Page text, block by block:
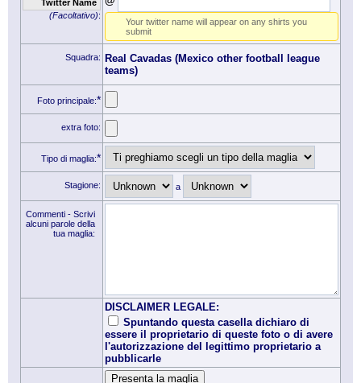
Twitter Name
(Facoltativo):
Your twitter name will appear on any shirts you
submit
Squadra:
Real Cavadas (Mexico other football league
teams)
Foto principale:*
extra foto:
Tipo di maglia:*
Stagione: a
Commenti - Scrivi
alcuni parole della
tua maglia:
DISCLAIMER LEGALE:
Spuntando questa casella dichiaro di
essere il proprietario di queste foto o di avere
l'autorizzazione del legittimo proprietario a
pubblicarle